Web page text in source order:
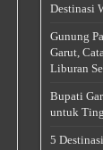
Destinasi
Gunung
Garut,
Liburan
Bupati
untuk
5